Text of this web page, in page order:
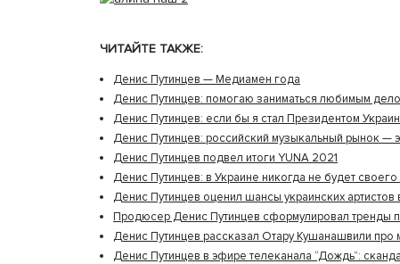
ЧИТАЙТЕ ТАКЖЕ:
Денис Путинцев — Медиамен года
Денис Путинцев: помогаю заниматься любимым
Денис Путинцев: если бы я стал Президентом
Денис Путинцев: российский музыкальный рынок —
Денис Путинцев подвел итоги YUNA 2021
Денис Путинцев: в Украине никогда не будет
Денис Путинцев оценил шансы украинских артистов
Продюсер Денис Путинцев сформулировал тренды
Денис Путинцев рассказал Отару Кушанашвили
Денис Путинцев в эфире телеканала “Дождь”: